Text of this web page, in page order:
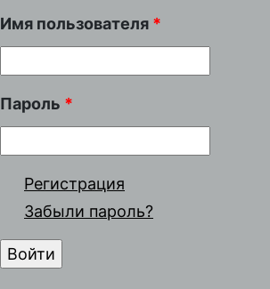
Имя пользователя *
Пароль *
Регистрация
Забыли пароль?